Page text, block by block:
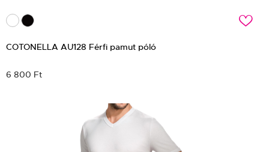
c
COTONELLA AU128 Férfi pamut póló
6 800 Ft